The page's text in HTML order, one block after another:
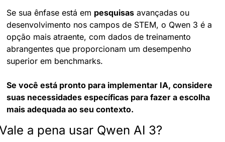
Se sua ênfase está em pesquisas avançadas ou
desenvolvimento nos campos de STEM, o Qwen 3 é a
opção mais atraente, com dados de treinamento
abrangentes que proporcionam um desempenho
superior em benchmarks.
Se você está pronto para implementar IA, considere
suas necessidades específicas para fazer a escolha
mais adequada ao seu contexto.
a pena usar Qwen AI 3?